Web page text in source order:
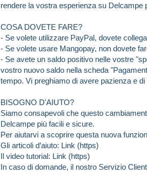
rendere la vostra esperienza su
COSA DOVETE FARE?
- Se volete utilizzare PayPal, dovete
- Se volete usare Mangopay, non dovete
- Se avete un saldo positivo nelle vostre
vostro nuovo saldo nella scheda
tempo. Vi preghiamo di avere pazienza e
BISOGNO D'AIUTO?
Siamo consapevoli che questo
Delcampe più facili e sicure.
Per aiutarvi a scoprire questa nuova
Gli articoli d’aiuto: Link (https)
Il video tutorial: Link (https)
In caso di domande, il nostro Servizio